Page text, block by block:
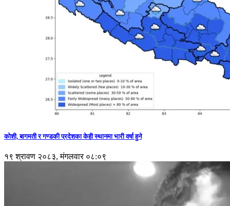
कोशी, बागमती र गण्डकी प्रदेशका केही स्थानमा भारी वर्षा हुने
१९ श्रावण २०८३, मंगलवार ०८:०९